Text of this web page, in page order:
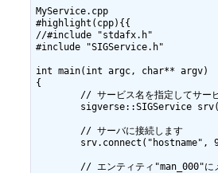
MyService.cpp
#highlight(cpp){{
//#include "stdafx.h"
#include "SIGService.h"
int main(int argc, char** argv)
{